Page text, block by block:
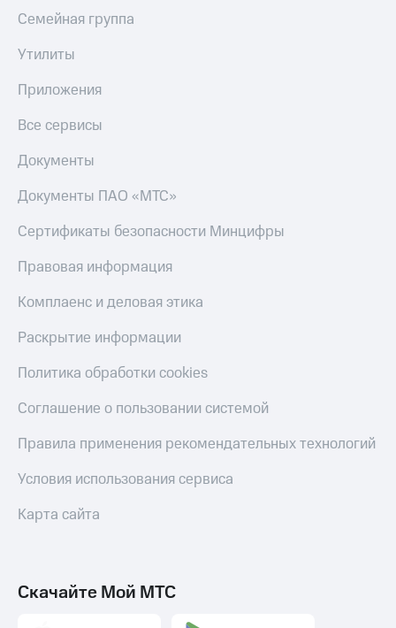
Семейная группа
Утилиты
Приложения
Все сервисы
Документы
Документы ПАО «МТС»
Сертификаты безопасности Минцифры
Правовая информация
Комплаенс и деловая этика
Раскрытие информации
Политика обработки cookies
Соглашение о пользовании системой
Правила применения рекомендательных технологий
Условия использования сервиса
Карта сайта
Скачайте Мой МТС